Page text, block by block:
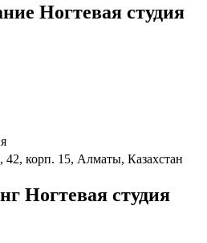
Ногтевая студия
42, корп. 15, Алматы, Казахстан
Ногтевая студия